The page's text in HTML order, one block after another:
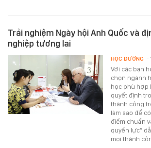
Trải nghiệm Ngày hội Anh Quốc và
nghiệp tương lai
Với các bạn
chọn ngành
học phù hợp
quyết định
thành công
làm sao để
điểm chuẩn
quyền lực”
mọi thành
HỌC ĐƯỜNG -